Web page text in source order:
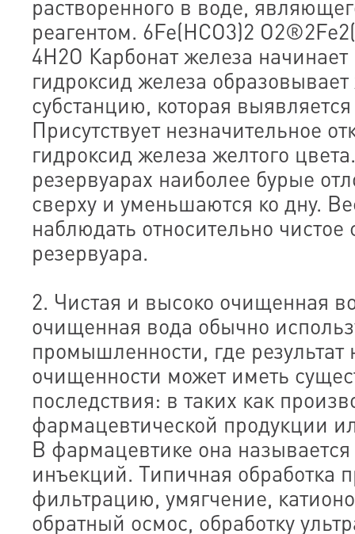
растворенного в воде,
реагентом. 6Fe(HCO3)2
4H2O Карбонат железа начинает
гидроксид железа
субстанцию, которая
Присутствует незначительное
гидроксид железа желтого
резервуарах наиболее бурые
сверху и уменьшаются ко дну.
наблюдать относительно
резервуара.
2. Чистая и высоко очищенная
очищенная вода обычно
промышленности, где результат
очищенности может иметь
последствия: в таких как
фармацевтической продукции
В фармацевтике она
инъекций. Типичная обработка
фильтрацию, умягчение,
обратный осмос, обработку